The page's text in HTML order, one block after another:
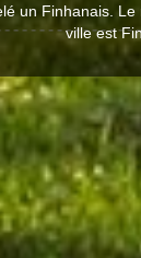
un Finhanais.
ville est